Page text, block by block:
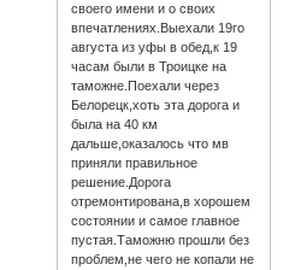
своего имени и о своих
впечатлениях.Выехали 19го
августа из уфы в обед,к 19
часам были в Троицке на
таможне.Поехали через
Белорецк,хоть эта дорога и
была на 40 км
дальше,оказалось что мв
приняли правильное
решение.Дорога
отремонтирована,в хорошем
состоянии и самое главное
пустая.Таможню прошли без
проблем,не чего не копали не